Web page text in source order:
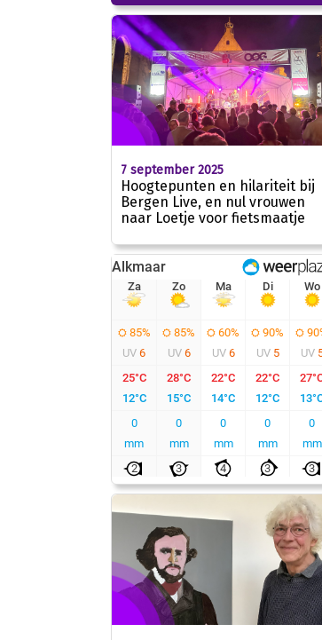
7 september 2025
Hoogtepunten en hilariteit bij
Bergen Live, en nul vrouwen
naar Loetje voor fietsmaatje